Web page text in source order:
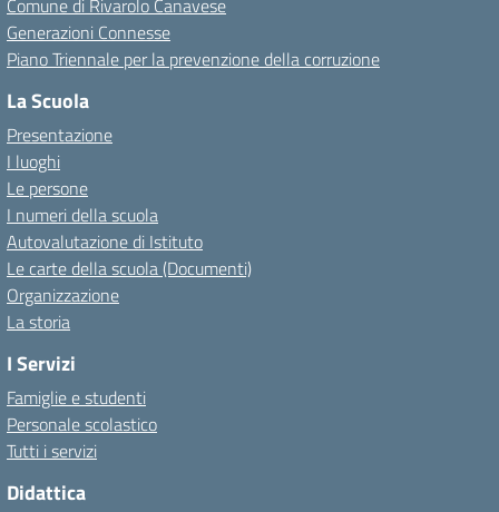
Comune di Rivarolo Canavese
Generazioni Connesse
Piano Triennale per la prevenzione della corruzione
La Scuola
Presentazione
I luoghi
Le persone
I numeri della scuola
Autovalutazione di Istituto
Le carte della scuola (Documenti)
Organizzazione
La storia
I Servizi
Famiglie e studenti
Personale scolastico
Tutti i servizi
Didattica